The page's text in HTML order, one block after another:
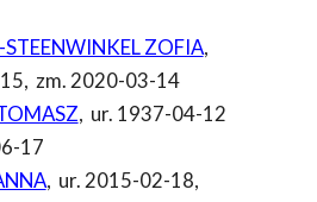
ZOFIA,
, zm. 2020-03-14
, ur. 1937-04-12
17
, ur. 2015-02-18,